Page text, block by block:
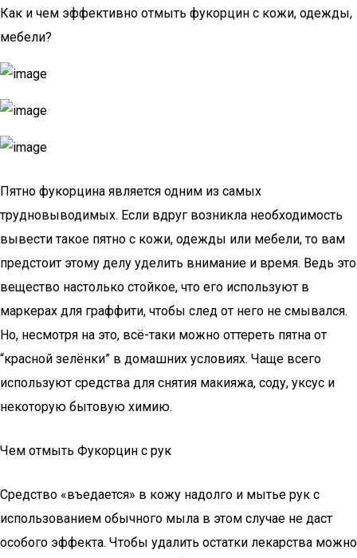
Как и чем эффективно отмыть фукорцин с кожи, одежды,
мебели?
Пятно фукорцина является одним из самых
трудновыводимых. Если вдруг возникла необходимость
вывести такое пятно с кожи, одежды или мебели, то вам
предстоит этому делу уделить внимание и время. Ведь это
вещество настолько стойкое, что его используют в
маркерах для граффити, чтобы след от него не смывался.
Но, несмотря на это, всё-таки можно оттереть пятна от
“красной зелёнки” в домашних условиях. Чаще всего
используют средства для снятия макияжа, соду, уксус и
некоторую бытовую химию.
Чем отмыть Фукорцин с рук
Средство «въедается» в кожу надолго и мытье рук с
использованием обычного мыла в этом случае не даст
особого эффекта. Чтобы удалить остатки лекарства можно